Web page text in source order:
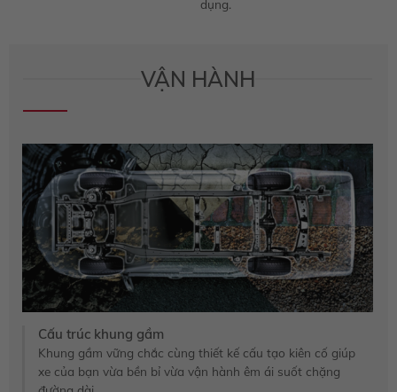
dụng.
VẬN HÀNH
Cấu trúc khung gầm
Khung gầm vững chắc cùng thiết kế cấu tạo kiên cố giúp
xe của bạn vừa bền bỉ vừa vận hành êm ái suốt chặng